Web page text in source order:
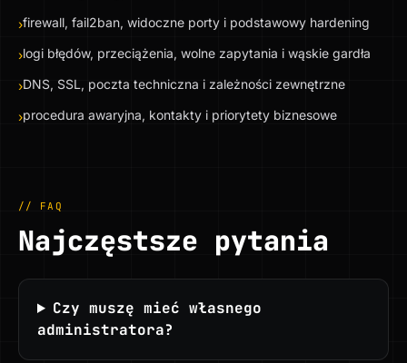
›firewall, fail2ban, widoczne porty i podstawowy hardening
›logi błędów, przeciążenia, wolne zapytania i wąskie gardła
›DNS, SSL, poczta techniczna i zależności zewnętrzne
›procedura awaryjna, kontakty i priorytety biznesowe
// FAQ
Najczęstsze pytania
Czy muszę mieć własnego
administratora?